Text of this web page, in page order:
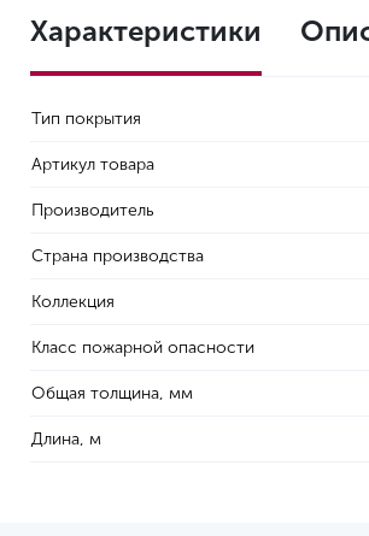
Характеристики
Тип покрытия
Артикул товара
Производитель
Страна производства
Коллекция
Класс пожарной опасности
Общая толщина, мм
Длина, м